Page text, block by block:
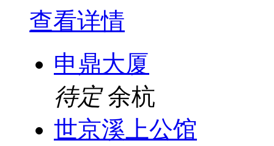
查看详情
申鼎大厦
待定 余杭
世京溪上公馆